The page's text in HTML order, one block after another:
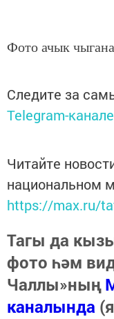
Фото ачык
Следите за
Telegram-канале
Читайте
национальном
https://max.ru/
Тагы да
фото һәм
Чаллы»ның
каналында